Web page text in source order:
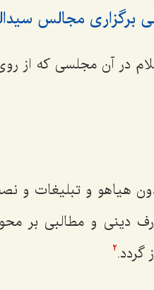
در آن مجلسی که از
هیاهو و تبلیغات و
دینی و مطالبی بر
گردد.2